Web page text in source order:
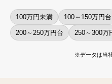
100万円未満 100～150万円台
200～250万円台 250～300万
※データは当